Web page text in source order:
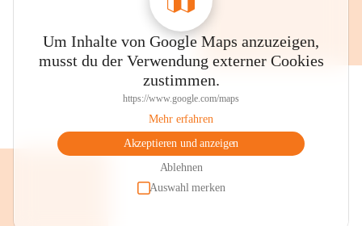
Um Inhalte von Google Maps anzuzeigen,
musst du der Verwendung externer Cookies
zustimmen.
https://www.google.com/maps
Mehr erfahren
Akzeptieren und anzeigen
Ablehnen
Auswahl merken